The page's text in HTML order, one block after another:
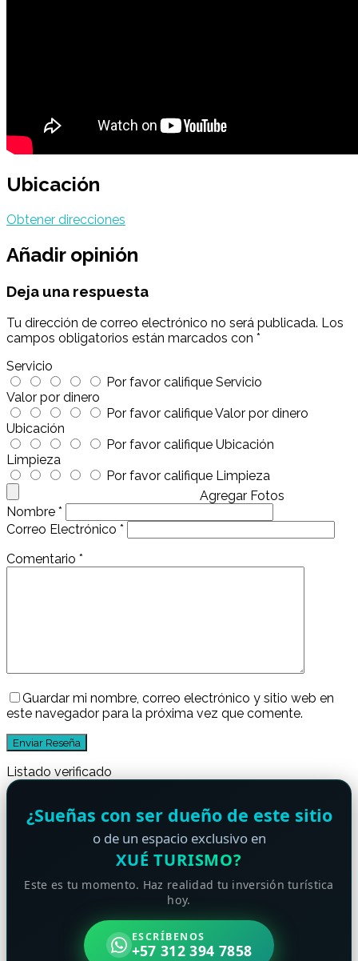
Ubicación
Obtener direcciones
Añadir opinión
Deja una respuesta
Tu dirección de correo electrónico no será publicada. Los
campos obligatorios están marcados con *
Servicio
Por favor califique Servicio
Valor por dinero
Por favor califique Valor por dinero
Ubicación
Por favor califique Ubicación
Limpieza
Por favor califique Limpieza
Agregar Fotos
Nombre *
Correo Electrónico *
Comentario *
Guardar mi nombre, correo electrónico y sitio web en
este navegador para la próxima vez que comente.
Listado verificado
¿Sueñas con ser dueño de este sitio
o de un espacio exclusivo en
XUÉ TURISMO?
Este es tu momento. Haz realidad tu inversión turística
hoy.
ESCRÍBENOS
+57 312 394 7858